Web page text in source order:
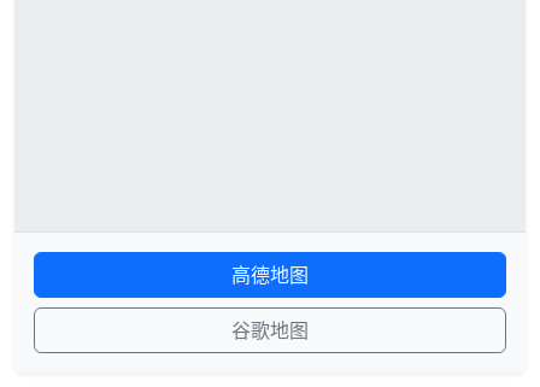
高德地图
谷歌地图